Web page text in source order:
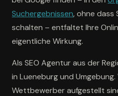
Suchergebnissen, ohne dass
schalten – entfaltet Ihre
eigentliche Wirkung.
Als SEO Agentur aus der
in Lueneburg und Umgebung.
Wettbewerber aufgestellt